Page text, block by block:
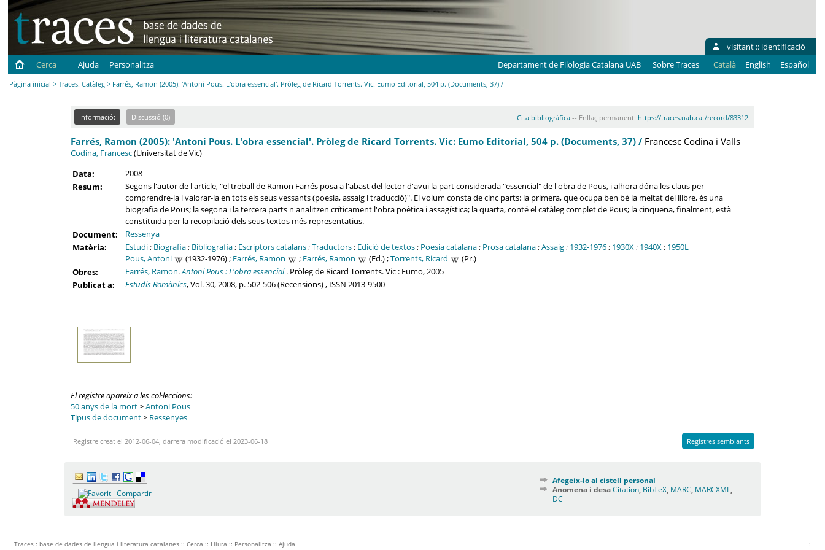
visitant :: identificació
Cerca
Ajuda Personalitza Departament de Filologia Catalana UAB Sobre Traces Català English Español
Pàgina inicial >Traces. Catàleg > Farrés, Ramon (2005): 'Antoni Pous. L'obra essencial'. Pròleg de Ricard Torrents. Vic: Eumo Editorial, 504 p. (Documents, 37) /
Informació: Discussió (0) Cita bibliogràfica-- Enllaç permanent: https://traces.uab.cat/record/83312
Farrés, Ramon (2005): 'Antoni Pous. L'obra essencial'. Pròleg de Ricard Torrents. Vic: Eumo Editorial, 504 p. (Documents, 37) /Francesc Codina i Valls
Codina, Francesc(Universitat de Vic)
Data:
2008
Resum:
Segons l'autor de l'article, "el treball de Ramon Farrés posa a l'abast del lector d'avui la part considerada "essencial" de l'obra de Pous, i alhora dóna les claus per
comprendre-la i valorar-la en tots els seus vessants (poesia, assaig i traducció)". El volum consta de cinc parts: la primera, que ocupa ben bé la meitat del llibre, és una
biografia de Pous; la segona i la tercera parts n'analitzen críticament l'obra poètica i assagística; la quarta, conté el catàleg complet de Pous; la cinquena, finalment, està
constituïda per la recopilació dels seus textos més representatius.
Document:
Ressenya
Matèria:
Estudi; Biografia; Bibliografia; Escriptors catalans;Traductors; Edició de textos; Poesia catalana; Prosa catalana;Assaig; 1932-1976; 1930X; 1940X; 1950L
Pous, Antoni
(1932-1976) ; Farrés, Ramon ; Farrés, Ramon (Ed.) ;Torrents, Ricard
(Pr.)
Obres:
Farrés, Ramon.Antoni Pous : L'obra essencial. Pròleg de Ricard Torrents. Vic : Eumo, 2005
Publicat a:
Estudis Romànics, Vol. 30, 2008, p. 502-506 (Recensions) , ISSN 2013-9500
El registre apareix a les col·leccions:
50 anys de la mort>Antoni Pous
Tipus de document> Ressenyes
Registre creat el 2012-06-04, darrera modificació el 2023-06-18 Registres semblants
Afegeix-lo al cistell personal
Anomena i desaCitation BibTeX MARC MARCXML
DC
Traces : base de dades de llengua i literatura catalanes ::Cerca :: Lliura :: Personalitza ::Ajuda
: